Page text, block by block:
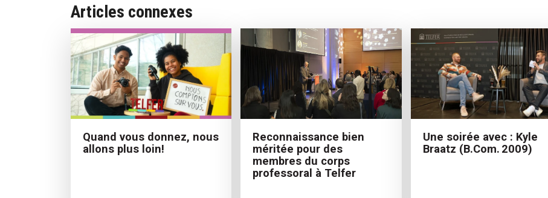
Articles connexes
Quand vous donnez, nous
allons plus loin!
Reconnaissance bien
méritée pour des
membres du corps
professoral à Telfer
Une soirée avec : Kyle
Braatz (B.Com. 2009)